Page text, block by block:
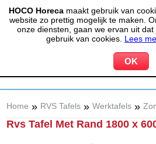
HOCO Horecamaakt gebruik van
website zo prettig mogelijk te maken.
onze diensten, gaan we ervan uit
gebruik van cookies. Lees
(020) 497 6325
MIJN ACCOUNT 0
Home » RVS Tafels » Werktafels »
Rvs Tafel Met Rand 1800 x